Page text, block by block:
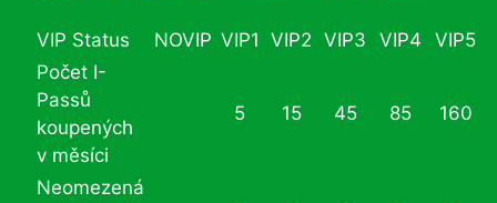
VIP Status NOVIP VIP1 VIP2 VIP3 VIP4
VIP5
Počet I-
Passů
koupených
v měsíci
5 15 45 85 160
Neomezená